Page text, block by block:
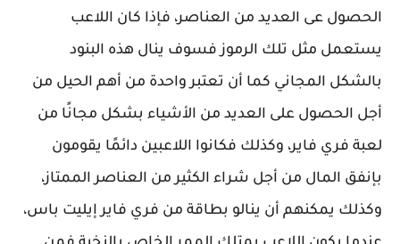
الحصول عى العديد من العناصر، فإذا كان اللاعب
يستعمل مثل تلك الرموز فسوف ينال هذه البنود
بالشكل المجاني كما أن تعتبر واحدة من أهم الحيل من
أجل الحصول على العديد من الأشياء بشكل مجانًا من
لعبة فري فاير، وكذلك فكانوا اللاعبين دائمًا يقومون
بإنفق المال من أجل شراء الكثير من العناصر الممتاز،
وكذلك يمكنهم أن ينالو بطاقة من فري فاير إيليت باس،